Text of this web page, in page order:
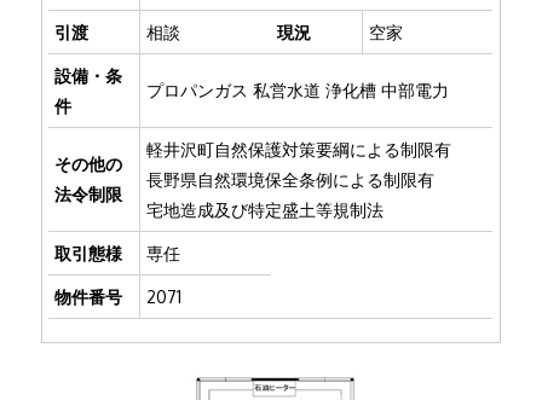
引渡 相談 現況 空家
設備・条
件
プロパンガス 私営水道 浄化槽 中部電力
その他の
法令制限
軽井沢町自然保護対策要綱による制限有
長野県自然環境保全条例による制限有
宅地造成及び特定盛土等規制法
取引態様 専任
物件番号 2071